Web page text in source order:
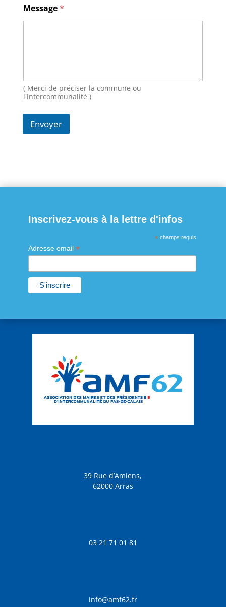
-
m
s
a
e
o
Message*
( Merci de préciser la commune ou
l'intercommunalité )
Envoyer
Inscrivez-vous à la lettre d'infos
* champs requis
Adresse email *
39 Rue d’Amiens,
62000 Arras
03 21 71 01 81
info@amf62.fr